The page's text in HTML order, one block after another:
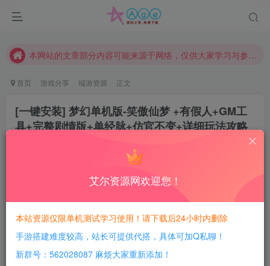
现在赞助会员享受专属折扣，详情点击此条公告。
首页 游戏分享 端游资源 正文
[一键安装] 梦幻单机版-笑傲仙梦 +有假人+GM工
具+完整剧情版+单经脉+仿官不变+详细玩法攻略
每日活跃最高可获得600积分！所有资源可以使用
积分免费兑换！
游戏介绍：
艾尔资源网欢迎您！
本站资源仅限单机测试学习使用！请下载后24小时内删除
手游搭建难度较高，站长可提供代搭，具体可加Q私聊！
新群号：562028087 麻烦大家重新添加！